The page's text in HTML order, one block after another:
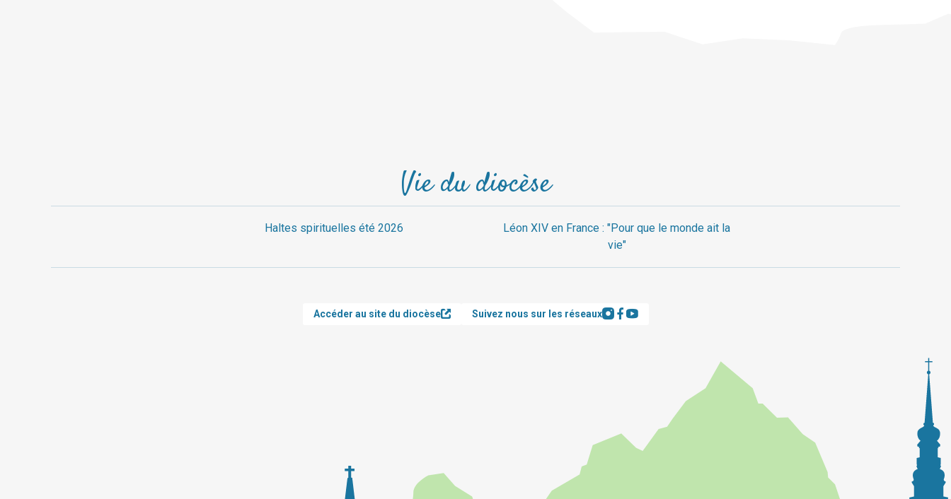
Vie du diocèse
Haltes spirituelles été 2026
Léon XIV en France : "Pour que le monde ait la
vie"
Accéder au site du diocèse Suivez nous sur les réseaux